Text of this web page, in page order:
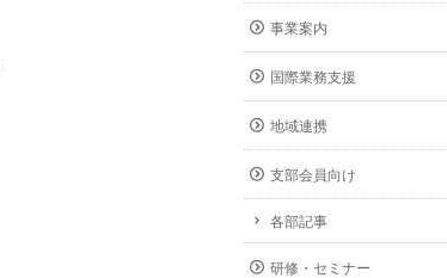
事業案内
国際業務支援
地域連携
支部会員向け
各部記事
研修・セミナー